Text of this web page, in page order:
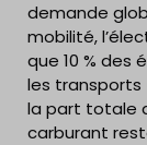
demande
mobilité,
que 10 % des
les
la part totale
carburant